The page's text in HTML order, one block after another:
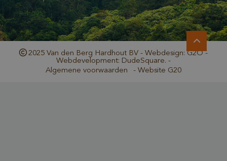
2025 Van den Berg Hardhout BV - Webdesign: G2O -
Webdevelopment: DudeSquare. -
Algemene voorwaarden
- Website G20
_csrf
www.cavotec.com